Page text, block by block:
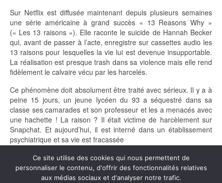
Sur Netflix est diffusée maintenant depuis plusieurs semaines
une série américaine à grand succès « 13 Reasons Why »
(« Les 13 raisons »). Elle raconte le suicide de Hannah Becker
qui, avant de passer à l’acte, enregistre sur cassettes audio les
13 raisons pour lesquelles la vie lui est devenue insupportable.
La réalisation est presque trash dans sa violence mais elle rend
fidèlement le calvaire vécu par les harcelés.
Ce phénomène doit absolument être traité avec sérieux. Il y a à
peine 15 jours, un jeune lycéen du 93 a séquestré dans sa
classe ses camarades et son professeur et les a menacés avec
une hachette ! La raison ? Il était victime de harcèlement sur
Snapchat. Et aujourd’hui, il est interné dans un établissement
psychiatrique et sa vie est fracassée
Ce site utilise des cookies qui nous permettent de
personnaliser le contenu, d'offrir des fonctionnalités relatives
aux médias sociaux et d'analyser notre trafic.